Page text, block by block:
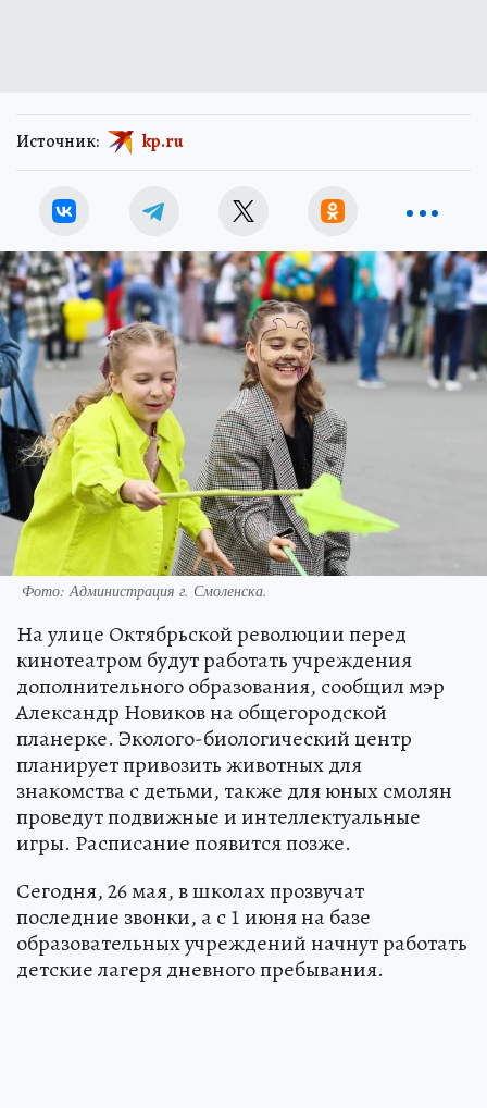
Источник: kp.ru
Фото: Администрация г. Смоленска.
На улице Октябрьской революции перед
кинотеатром будут работать учреждения
дополнительного образования, сообщил мэр
Александр Новиков на общегородской
планерке. Эколого-биологический центр
планирует привозить животных для
знакомства с детьми, также для юных смолян
проведут подвижные и интеллектуальные
игры. Расписание появится позже.
Сегодня, 26 мая, в школах прозвучат
последние звонки, а с 1 июня на базе
образовательных учреждений начнут работать
детские лагеря дневного пребывания.